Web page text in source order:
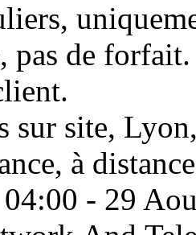
pas de
sur site,
à
- 29